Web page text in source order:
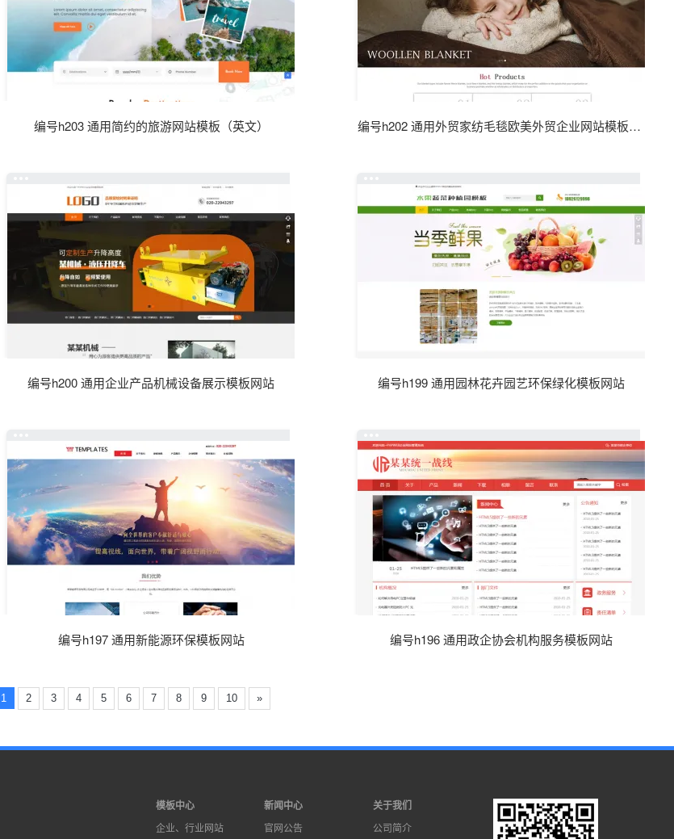
编号h203 通用简约的旅游网站模板（英文） 编号h202 通用外贸家纺毛毯欧美外贸企业网站模板（英文）
编号h200 通用企业产品机械设备展示模板网站 编号h199 通用园林花卉园艺环保绿化模板网站
编号h197 通用新能源环保模板网站 编号h196 通用政企协会机构服务模板网站
1 2 3 4 5 6 7 8 9 10 »
模板中心
企业、行业网站
新闻中心
官网公告
关于我们
公司简介